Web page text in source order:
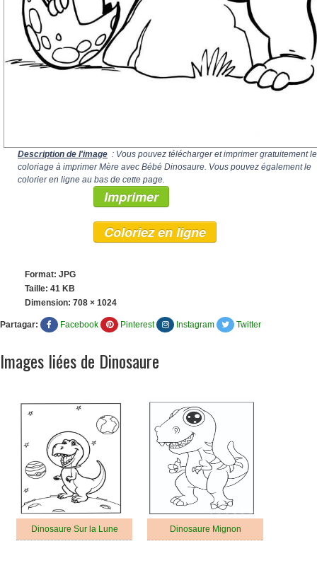
Description de l'image : Vous pouvez télécharger et imprimer gratuitement le
coloriage à imprimer Mère avec Bébé Dinosaure. Vous pouvez également le
colorier en ligne au bas de cette page.
Imprimer
Coloriez en ligne
Format: JPG
Taille: 41 KB
Dimension: 708 × 1024
Partagar: Facebook Pinterest Instagram Twitter
Images liées de Dinosaure
Dinosaure Sur la Lune Dinosaure Mignon